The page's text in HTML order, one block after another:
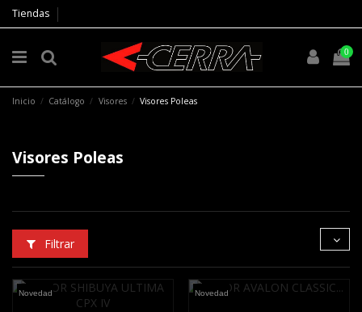
Tiendas
0
Inicio Catálogo Visores Visores Poleas
Visores Poleas
Filtrar
Novedad Novedad